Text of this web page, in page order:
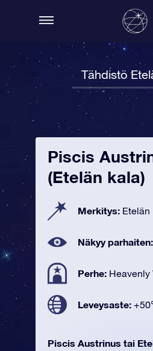
Tähdistö
Piscis
(Etelän kala)
Merkitys: Etelän
Näkyy parhaiten:
Perhe: Heavenly
Leveysaste:
Piscis Austrinus tai